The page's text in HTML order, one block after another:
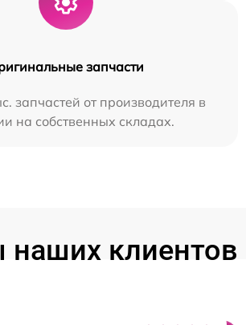
запчасти
запчастей от производителя в
на собственных складах.
клиентов